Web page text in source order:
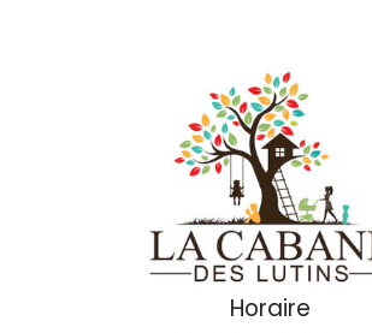
Horaire